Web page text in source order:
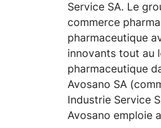
Service SA. Le
commerce
pharmaceutique
innovants tout au
pharmaceutique
Avosano SA
Industrie Service
Avosano emploie